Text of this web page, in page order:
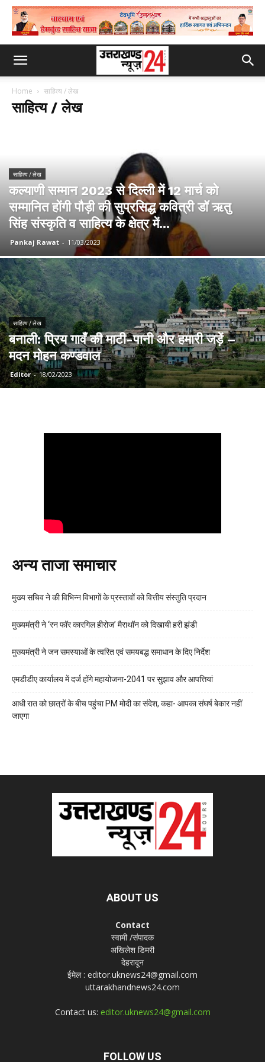
Home साहित्य / लेख
साहित्य / लेख
साहित्य / लेख
कल्याणी सम्मान 2023 से दिल्ली में 12 मार्च को
सम्मानित होंगी पौड़ी की सुप्रसिद्ध कवित्री डॉ ऋतु
सिंह संस्कृति व साहित्य के क्षेत्र में...
Pankaj Rawat - 11/03/2023
साहित्य / लेख
बनाली: प्रिय गावँ की माटी-पानी और हमारी जड़ें –
मदन मोहन कण्डवाल
Editor - 18/02/2023
अन्य ताजा समाचार
मुख्य सचिव ने की विभिन्न विभागों के प्रस्तावों को वित्तीय संस्तुति प्रदान
मुख्यमंत्री ने ‘रन फॉर कारगिल हीरोज’ मैराथॉन को दिखायी हरी झंडी
मुख्यमंत्री ने जन समस्याओं के त्वरित एवं समयबद्ध समाधान के दिए निर्देश
एमडीडीए कार्यालय में दर्ज होंगे महायोजना-2041 पर सुझाव और आपत्तियां
आधी रात को छात्रों के बीच पहुंचा PM मोदी का संदेश, कहा- आपका संघर्ष बेकार नहीं
जाएगा
ABOUT US
Contact
स्वामी /संपादक
अखिलेश डिमरी
देहरादून
ईमेल : editor.uknews24@gmail.com
uttarakhandnews24.com
Contact us: editor.uknews24@gmail.com
FOLLOW US